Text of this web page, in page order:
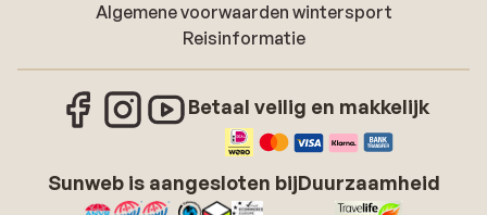
Algemene voorwaarden wintersport
Reisinformatie
Betaal veilig en makkelijk
Sunweb is aangesloten bijDuurzaamheid